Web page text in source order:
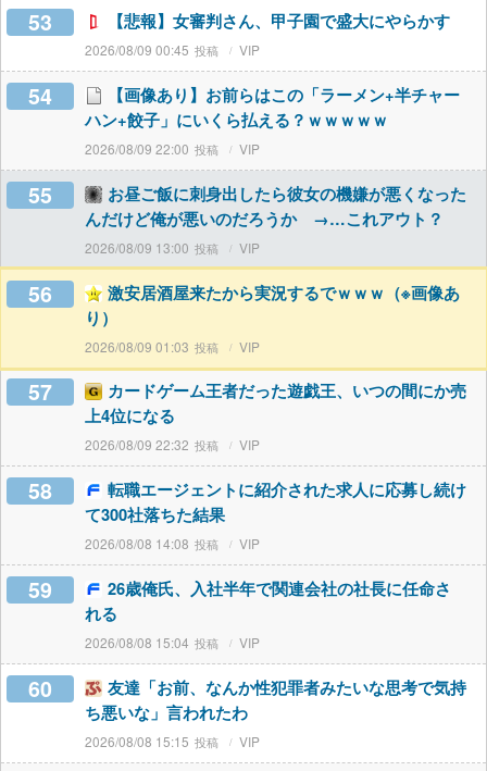
53 【悲報】女審判さん、甲子園で盛大にやらかす
2026/08/09 00:45 VIP
54
【画像あり】お前らはこの「ラーメン+半チャー
ハン+餃子」にいくら払える？ｗｗｗｗｗ
2026/08/09 22:00 VIP
55
お昼ご飯に刺身出したら彼女の機嫌が悪くなった
んだけど俺が悪いのだろうか →…これアウト？
2026/08/09 13:00 VIP
56
激安居酒屋来たから実況するでｗｗｗ（※画像あ
り）
2026/08/09 01:03 VIP
57
カードゲーム王者だった遊戯王、いつの間にか売
上4位になる
2026/08/09 22:32 VIP
58
転職エージェントに紹介された求人に応募し続け
て300社落ちた結果
2026/08/08 14:08 VIP
59
26歳俺氏、入社半年で関連会社の社長に任命さ
れる
2026/08/08 15:04 VIP
60
友達「お前、なんか性犯罪者みたいな思考で気持
ち悪いな」言われたわ
2026/08/08 15:15 VIP